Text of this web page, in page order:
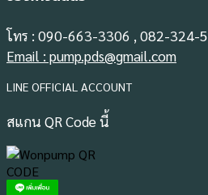
โทร : 090-663-3306 , 082-324-
Email : pump.pds@gmail.com
LINE OFFICIAL ACCOUNT
สแกน QR Code นี้